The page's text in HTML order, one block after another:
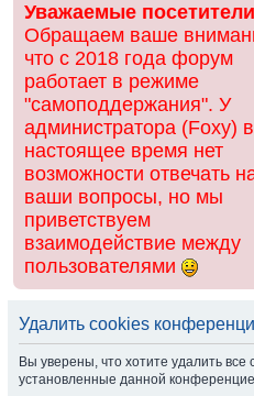
Уважаемые
Обращаем ваше
что с 2018 года форум
работает в режиме
"самоподдержания". У
администратора (Foxy) в
настоящее время нет
возможности отвечать
ваши вопросы, но мы
приветствуем
взаимодействие между
пользователями
Удалить cookies
Вы уверены, что хотите удалить все
установленные данной